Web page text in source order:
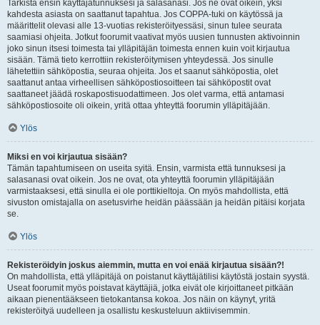
Tarkista ensin käyttäjätunnuksesi ja salasanasi. Jos ne ovat oikein, yksi
kahdesta asiasta on saattanut tapahtua. Jos COPPA-tuki on käytössä ja
määrittelit olevasi alle 13-vuotias rekisteröityessäsi, sinun tulee seurata
saamiasi ohjeita. Jotkut foorumit vaativat myös uusien tunnusten aktivoinnin
joko sinun itsesi toimesta tai ylläpitäjän toimesta ennen kuin voit kirjautua
sisään. Tämä tieto kerrottiin rekisteröitymisen yhteydessä. Jos sinulle
lähetettiin sähköpostia, seuraa ohjeita. Jos et saanut sähköpostia, olet
saattanut antaa virheellisen sähköpostiosoitteen tai sähköpostit ovat
saattaneet jäädä roskapostisuodattimeen. Jos olet varma, että antamasi
sähköpostiosoite oli oikein, yritä ottaa yhteyttä foorumin ylläpitäjään.
Ylös
Miksi en voi kirjautua sisään?
Tämän tapahtumiseen on useita syitä. Ensin, varmista että tunnuksesi ja
salasanasi ovat oikein. Jos ne ovat, ota yhteyttä foorumin ylläpitäjään
varmistaaksesi, että sinulla ei ole porttikieltoja. On myös mahdollista, että
sivuston omistajalla on asetusvirhe heidän päässään ja heidän pitäisi korjata
se.
Ylös
Rekisteröidyin joskus aiemmin, mutta en voi enää kirjautua sisään?!
On mahdollista, että ylläpitäjä on poistanut käyttäjätilisi käytöstä jostain syystä.
Useat foorumit myös poistavat käyttäjiä, jotka eivät ole kirjoittaneet pitkään
aikaan pienentääkseen tietokantansa kokoa. Jos näin on käynyt, yritä
rekisteröityä uudelleen ja osallistu keskusteluun aktiivisemmin.